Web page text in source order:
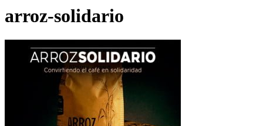
arroz-solidario